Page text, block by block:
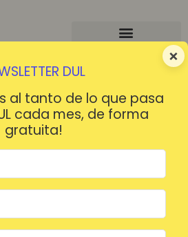
×
DUL
al tanto de lo que pasa
cada mes, de forma
gratuita!
¡HOLA!